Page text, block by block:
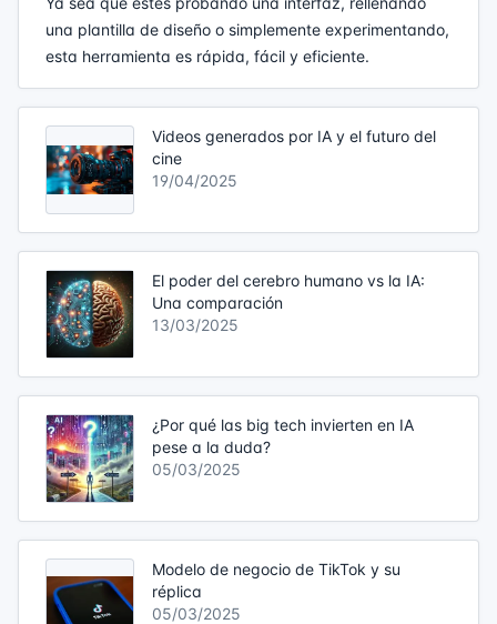
una plantilla de diseño o simplemente experimentando,
esta herramienta es rápida, fácil y eficiente.
Videos generados por IA y el futuro del
cine
19/04/2025
El poder del cerebro humano vs la IA:
Una comparación
13/03/2025
¿Por qué las big tech invierten en IA
pese a la duda?
05/03/2025
Modelo de negocio de TikTok y su
réplica
05/03/2025